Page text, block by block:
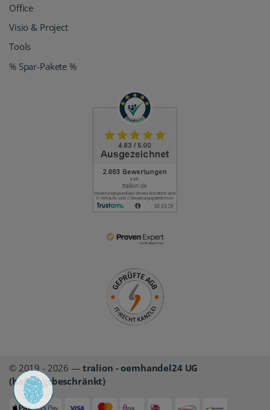
Office
Visio & Project
Tools
% Spar-Pakete %
© 2019 - 2026 — tralion - oemhandel24 UG
(haftungsbeschränkt)